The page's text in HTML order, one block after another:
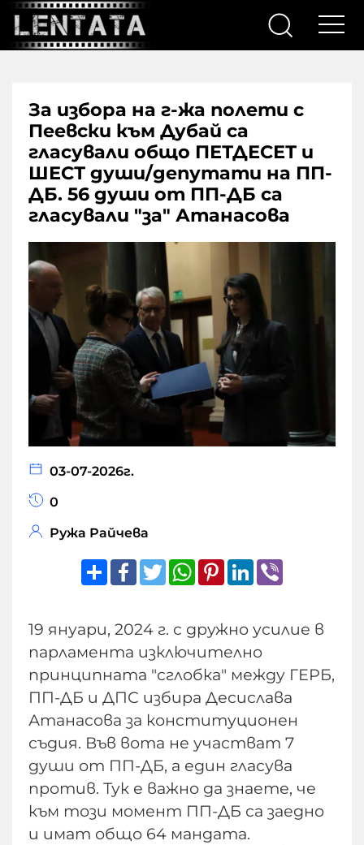
За избора на г-жа полети с
Пеевски към Дубай са
гласували общо ПЕТДЕСЕТ и
ШЕСТ души/депутати на ПП-
ДБ. 56 души от ПП-ДБ са
гласували "за" Атанасова
03-07-2026г.
0
Ружа Райчева
ShareFacebook
TwitterWhatsApp
Pinterest
LinkedIn
19 януари, 2024 г. с дружно усилие в
парламента изключително
принципната "сглобка" между ГЕРБ,
ПП-ДБ и ДПС избира Десислава
Атанасова за конституционен
съдия. Във вота не участват 7
души от ПП-ДБ, а един гласува
против. Тук е важно да знаете, че
към този момент ПП-ДБ са заедно
и имат общо 64 мандата.